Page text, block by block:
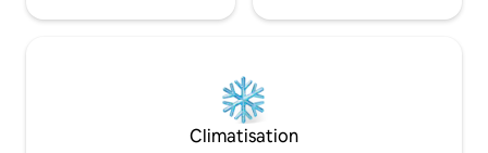
Climatisation